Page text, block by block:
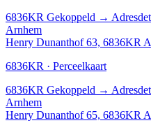
6836KR Gekoppeld →
Arnhem
Henry Dunanthof 63, 6836KR
6836KR · Perceelkaart
6836KR Gekoppeld →
Arnhem
Henry Dunanthof 65, 6836KR